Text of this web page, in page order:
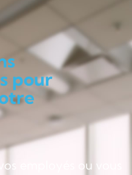
pour
employés ou vous